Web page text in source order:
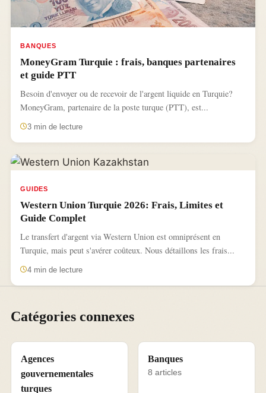
BANQUES
MoneyGram Turquie : frais, banques partenaires
et guide PTT
Besoin d'envoyer ou de recevoir de l'argent liquide en Turquie?
MoneyGram, partenaire de la poste turque (PTT), est...
3 min de lecture
GUIDES
Western Union Turquie 2026: Frais, Limites et
Guide Complet
Le transfert d'argent via Western Union est omniprésent en
Turquie, mais peut s'avérer coûteux. Nous détaillons les frais...
4 min de lecture
Catégories connexes
Agences
gouvernementales
turques
Banques
8 articles